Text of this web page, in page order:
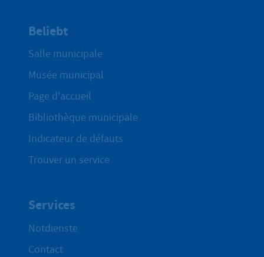
Beliebt
Salle municipale
Musée municipal
Page d'accueil
Bibliothèque municipale
Indicateur de défauts
Trouver un service
Services
Notdienste
Contact